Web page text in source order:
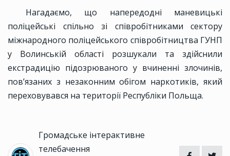
Нагадаємо, що напередодні маневицькі
поліцейські спільно зі співробітниками сектору
міжнародного поліцейського співробітництва ГУНП
у Волинській області розшукали та здійснили
екстрадицію підозрюваного у вчиненні злочинів,
пов’язаних з незаконним обігом наркотиків, який
переховувався на території Республіки Польща.
Громадське інтерактивне
телебачення